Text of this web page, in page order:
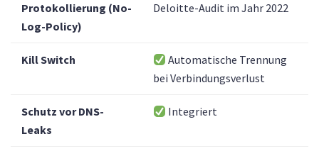
Protokollierung (No-
Log-Policy)
Deloitte-Audit im Jahr 2022
Kill Switch
Automatische Trennung
bei Verbindungsverlust
Schutz vor DNS-
Leaks
Integriert